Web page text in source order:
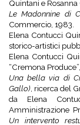
Quintani e Rosanna
Le Madonnine di
Commercio, 1983.
Elena Contucci
storico-artistici
Elena Contucci
“Cremona
Una bella via di
Gallo), ricerca del
da Elena
Amministrazione
Un intervento